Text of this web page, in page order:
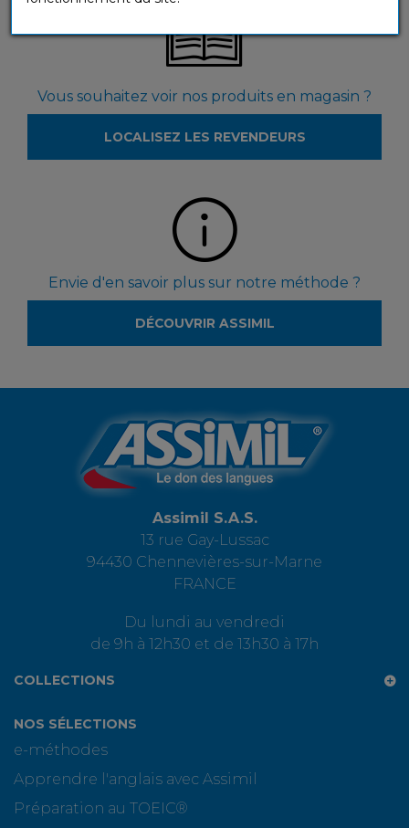
Vous souhaitez voir nos produits en magasin ?
LOCALISEZ LES REVENDEURS
Envie d'en savoir plus sur notre méthode ?
DÉCOUVRIR ASSIMIL
Assimil S.A.S.
13 rue Gay-Lussac
94430 Chennevières-sur-Marne
FRANCE
Du lundi au vendredi
de 9h à 12h30 et de 13h30 à 17h
COLLECTIONS
NOS SÉLECTIONS
e-méthodes
Apprendre l'anglais avec Assimil
Préparation au TOEIC®